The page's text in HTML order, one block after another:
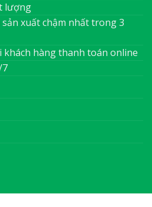
lượng
xuất chậm nhất trong 3
hàng thanh toán online
7